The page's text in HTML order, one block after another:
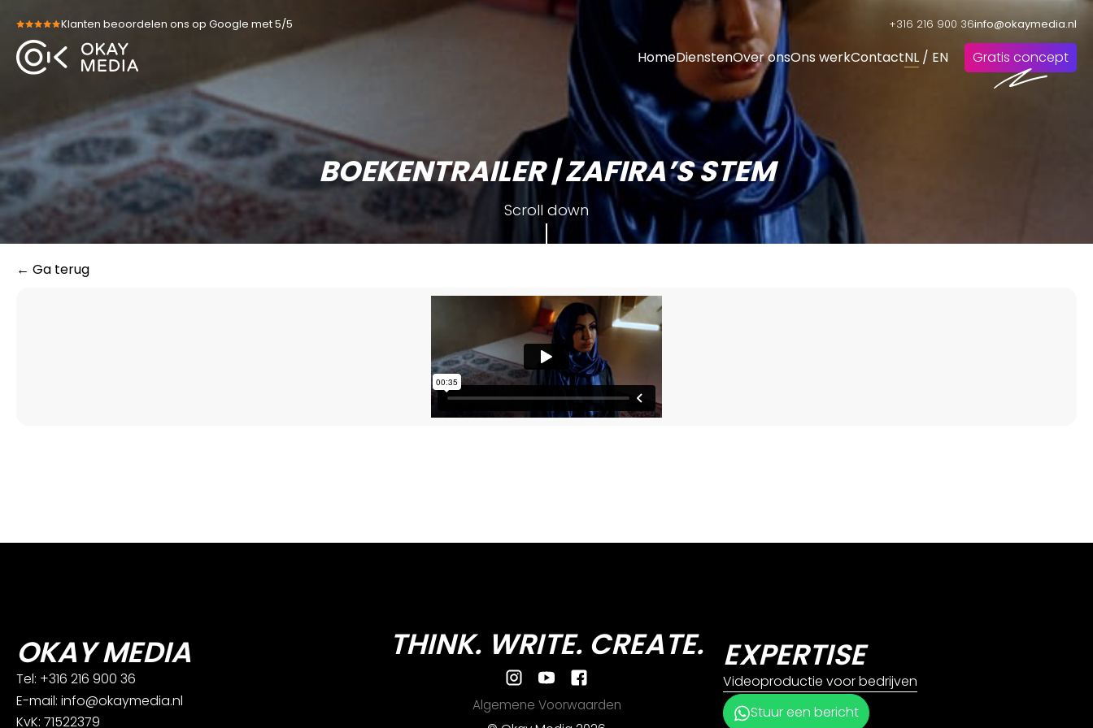
content
Klanten beoordelen ons op Google met 5/5 +316 216 900 36info@okaymedia.nl
HomeDienstenOver onsOns werkContactNL / EN Gratis concept
BOEKENTRAILER | ZAFIRA’S STEM
Scroll down
← Ga terug
OKAY MEDIA
Tel: +316 216 900 36
E-mail: info@okaymedia.nl
KvK: 71522379
THINK. WRITE. CREATE.
Algemene Voorwaarden
EXPERTISE
Videoproductie voor bedrijven
Stuur een bericht